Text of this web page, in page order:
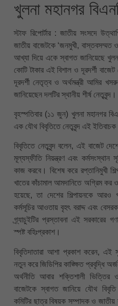
খুলনা মহানগর
স্টাফ রিপোর্টার : জাতীয় সংসদে
জাতীয় বাজেটকে ‘জনমুখী, বাস্তবসম্মত
আখ্যা দিয়ে একে স্বাগত জানিয়েছে
কোটি টাকার এই বিশাল ও দূরদর্শী বাজেট
দূরদর্শী নেতৃত্ব ও অর্থমন্ত্রী আমির
জানিয়েছেন দলটির স্থানীয় শীর্ষ নেতৃবৃন্দ।
বৃহস্পতিবার (১১ জুন) খুলনা মহানগর
এক যৌথ বিবৃতিতে নেতৃবৃন্দ এই
বিবৃতিতে নেতৃবৃন্দ বলেন, এই বাজেট
মূল্যস্ফীতি নিয়ন্ত্রণ এবং কর্মসংস্থান
কাজ করবে। বিশেষ করে রপ্তানিমুখী
খাতের কাঁচামাল আমদানিতে অগ্রিম কর
হয়েছে, তা দেশের শিল্পায়নকে আরও
কর্মসূচির আওতায় বৃহৎ বরাদ্দ এবং
গ্র্যাচুইটির প্রস্তাবনা এই সরকারের
স্পষ্ট বহিঃপ্রকাশ।
বিবৃতিদাতারা আশা প্রকাশ করেন, এই
নতুন করে জিডিপির কাঙ্ক্ষিত প্রবৃদ্ধি
অর্থনীতি আবার শক্তিশালী
বাজেটকে স্বাগত জানিয়ে যৌথ বিবৃতি
কমিটির ছাত্র বিষয়ক সম্পাদক ও